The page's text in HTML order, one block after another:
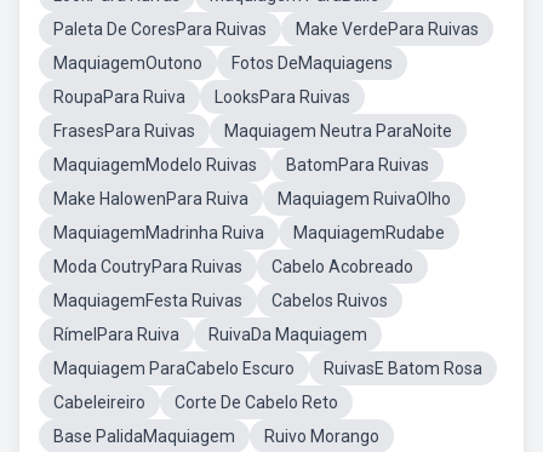
Paleta De CoresPara Ruivas
Make VerdePara Ruivas
MaquiagemOutono
Fotos DeMaquiagens
RoupaPara Ruiva
LooksPara Ruivas
FrasesPara Ruivas
Maquiagem Neutra ParaNoite
MaquiagemModelo Ruivas
BatomPara Ruivas
Make HalowenPara Ruiva
Maquiagem RuivaOlho
MaquiagemMadrinha Ruiva
MaquiagemRudabe
Moda CoutryPara Ruivas
Cabelo Acobreado
MaquiagemFesta Ruivas
Cabelos Ruivos
RímelPara Ruiva
RuivaDa Maquiagem
Maquiagem ParaCabelo Escuro
RuivasE Batom Rosa
Cabeleireiro
Corte De Cabelo Reto
Base PalidaMaquiagem
Ruivo Morango